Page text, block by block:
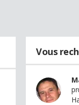
Vous